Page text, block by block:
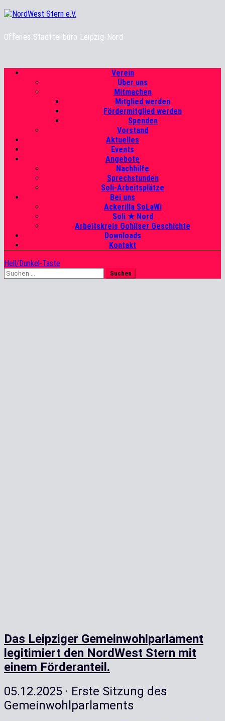
Zum
Inhalt
Offenes Stadtteilbüro Leipzig-Nord
Primäres
Menü
Verein
Über uns
Mitmachen
Mitglied werden
Fördermitglied werden
Spenden
Vorstand
Aktuelles
Events
Angebote
Nachhilfe
Sprechstunden
Soli-Arbeitsplätze
Bei uns
Ackerilla SoLaWi
Soli ★ Nord
Arbeitskreis Gohliser Geschichte
Downloads
Kontakt
Hell/Dunkel-Taste
Suchen
nach:
Das Leipziger Gemeinwohlparlament
legitimiert den NordWest Stern mit
einem Förderanteil.
05.12.2025 · Erste Sitzung des
Gemeinwohlparlaments